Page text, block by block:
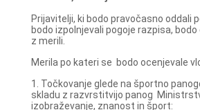
Prijavitelji, ki bodo pravočasno oddali
bodo izpolnjevali pogoje razpisa,
z merili.
Merila po kateri se bodo ocenjevale
1. Točkovanje glede na športno
skladu z razvrstitvijo panog
izobraževanje, znanost in šport: